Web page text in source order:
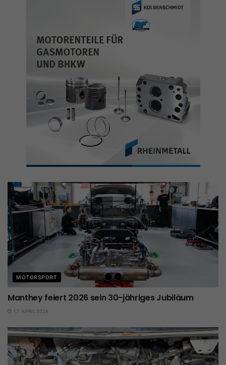
MOTORSPORT
Manthey feiert 2026 sein 30-jähriges Jubiläum
17. APRIL 2026